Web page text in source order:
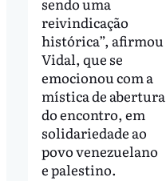
reivindicação
histórica”, afirmou
Vidal, que se
emocionou com a
mística de abertura
do encontro, em
solidariedade ao
povo venezuelano
e palestino.